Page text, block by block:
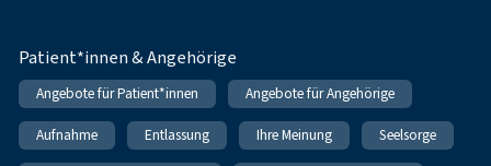
Patient*innen & Angehörige
Angebote für Patient*innen Angebote für Angehörige
Aufnahme Entlassung Ihre Meinung Seelsorge